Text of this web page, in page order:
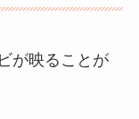
が映ることが